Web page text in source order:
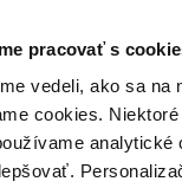
pracovať s
vedeli, ako sa na
cookies.
analytické
Kontakt